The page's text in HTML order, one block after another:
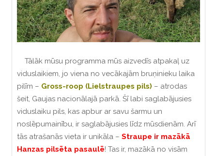
Tālāk mūsu programma mūs aizvedīs atpakaļ uz
viduslaikiem, jo ​​viena no vecākajām bruņinieku laika
pilīm – Gross-roop (Lielstraupes pils) – atrodas
šeit, Gaujas nacionālajā parkā. Šī labi saglabājusies
viduslaiku pils, kas apbur ar savu šarmu un
noslēpumainību, ir saglabājusies līdz mūsdienām. Arī
tās atrašanās vieta ir unikāla – Straupe ir mazākā
Hanzas pilsēta pasaulē! Tas ir, mazākā no visām